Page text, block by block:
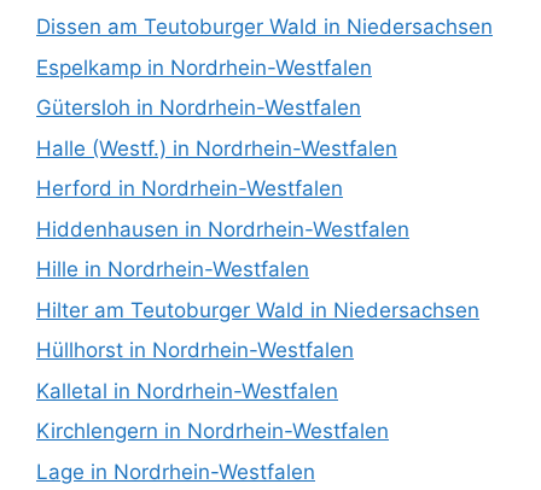
Dissen am Teutoburger Wald in Niedersachsen
Espelkamp in Nordrhein-Westfalen
Gütersloh in Nordrhein-Westfalen
Halle (Westf.) in Nordrhein-Westfalen
Herford in Nordrhein-Westfalen
Hiddenhausen in Nordrhein-Westfalen
Hille in Nordrhein-Westfalen
Hilter am Teutoburger Wald in Niedersachsen
Hüllhorst in Nordrhein-Westfalen
Kalletal in Nordrhein-Westfalen
Kirchlengern in Nordrhein-Westfalen
Lage in Nordrhein-Westfalen